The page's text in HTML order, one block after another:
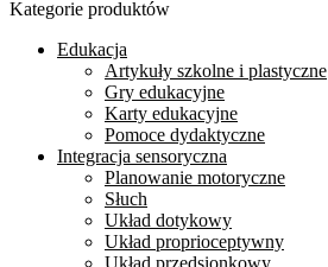
Kategorie produktów
Edukacja
Artykuły szkolne i plastyczne
Gry edukacyjne
Karty edukacyjne
Pomoce dydaktyczne
Integracja sensoryczna
Planowanie motoryczne
Słuch
Układ dotykowy
Układ proprioceptywny
Układ przedsionkowy